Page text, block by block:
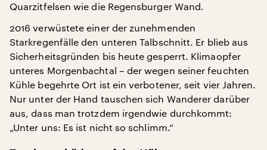
Quarzitfelsen wie die Regensburger Wand.
2016 verwüstete einer der zunehmenden
Starkregenfälle den unteren Talbschnitt. Er blieb aus
Sicherheitsgründen bis heute gesperrt. Klimaopfer
unteres Morgenbachtal – der wegen seiner feuchten
Kühle begehrte Ort ist ein verbotener, seit vier Jahren.
Nur unter der Hand tauschen sich Wanderer darüber
aus, dass man trotzdem irgendwie durchkommt:
„Unter uns: Es ist nicht so schlimm.“